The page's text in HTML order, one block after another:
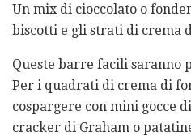
Un mix di cioccolato o
biscotti e gli strati di crema
Queste barre facili saranno
Per i quadrati di crema di
cospargere con mini gocce
cracker di Graham o